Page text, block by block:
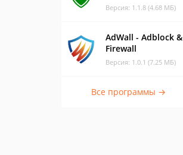
Версия: 1.1.8 (4.68 МБ)
AdWall - Adblock &
Firewall
Версия: 1.0.1 (7.25 МБ)
Все программы →